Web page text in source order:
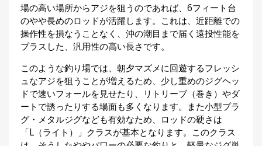
場の高い場所からアジを狙うのであれば、6フィート台
のやや長めのロッドが活躍します。これは、近距離での
操作性を損なうことなく、沖の潮目まで届く遠投性能を
プラスした、汎用性の高い長さです。
このような釣り場では、朝夕マズメに回遊するフレッシ
ュなアジを狙うことが増えるため、少し重めのジグヘッ
ドで速いフォールを見せたり、リトリーブ（巻き）やダ
ートで誘ったりする場面も多くなります。また小型プラ
グ・メタルジグなども有効なため、ロッドの硬さは
「L（ライト）」クラスが基本となります。このクラス